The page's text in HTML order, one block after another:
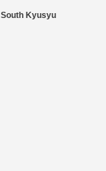
South Kyusyu